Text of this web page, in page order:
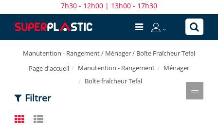
7h30 - 12h00 | 13h00 - 17h30
Manutention - Rangement / Ménager / Boîte Fraîcheur Tefal
Page d'accueil
Manutention - Rangement
Ménager
Boîte fraîcheur Tefal
Filtrer